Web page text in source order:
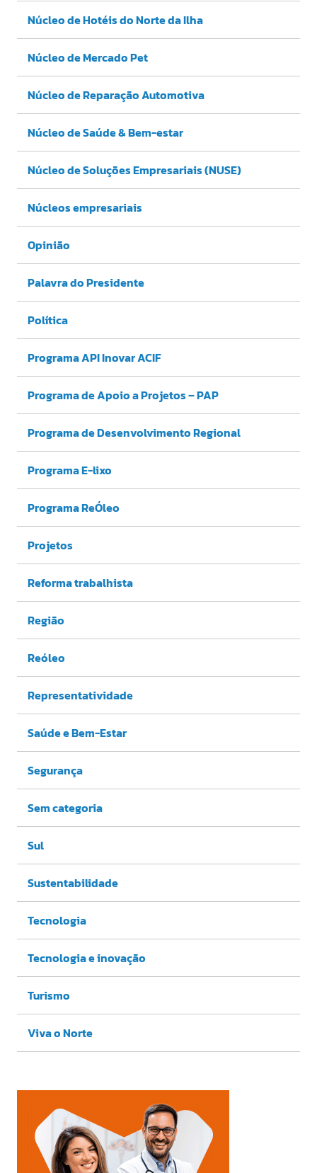
Núcleo de Hotéis do Norte da Ilha
Núcleo de Mercado Pet
Núcleo de Reparação Automotiva
Núcleo de Saúde & Bem-estar
Núcleo de Soluções Empresariais (NUSE)
Núcleos empresariais
Opinião
Palavra do Presidente
Política
Programa API Inovar ACIF
Programa de Apoio a Projetos – PAP
Programa de Desenvolvimento Regional
Programa E-lixo
Programa ReÓleo
Projetos
Reforma trabalhista
Região
Reóleo
Representatividade
Saúde e Bem-Estar
Segurança
Sem categoria
Sul
Sustentabilidade
Tecnologia
Tecnologia e inovação
Turismo
Viva o Norte